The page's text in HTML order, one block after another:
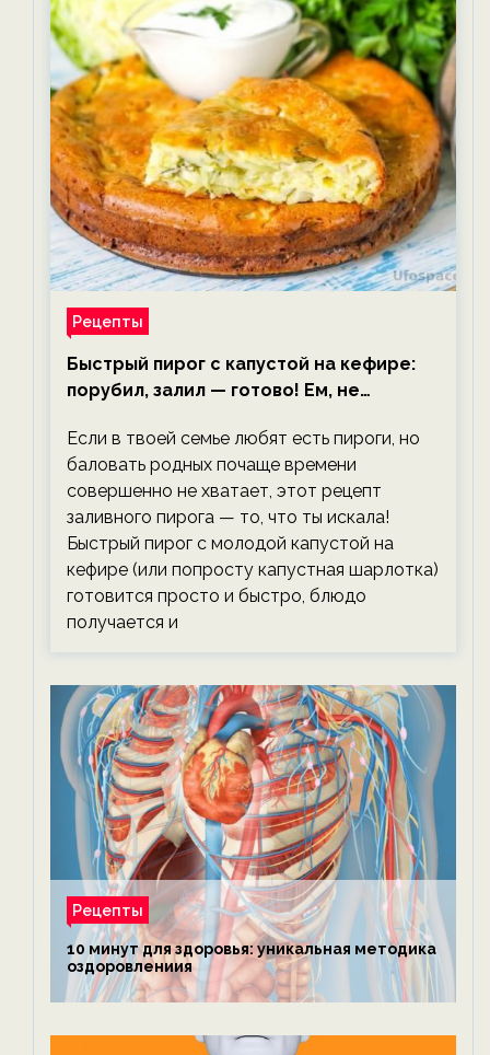
Рецепты
Быстрый пирог с капустой на кефире:
порубил, залил — готово! Ем, не
Если в твоей семье любят есть пироги, но
баловать родных почаще времени
совершенно не хватает, этот рецепт
заливного пирога — то, что ты искала!
Быстрый пирог с молодой капустой на
кефире (или попросту капустная шарлотка)
готовится просто и быстро, блюдо
получается и
Рецепты
10 минут для здоровья: уникальная методика
оздоровлениия